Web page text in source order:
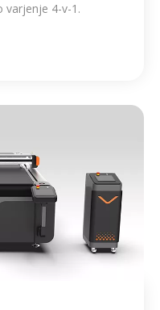
varjenje 4-v-1.